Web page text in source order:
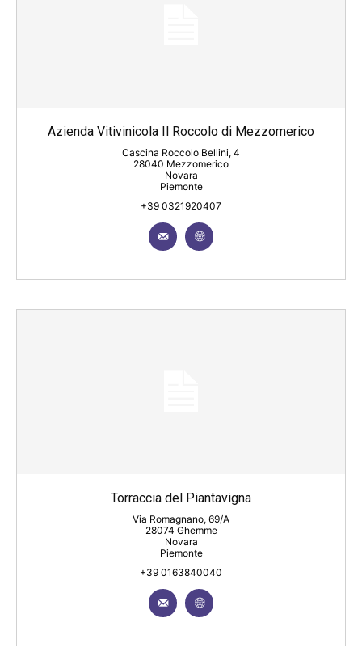
Azienda Vitivinicola Il Roccolo di Mezzomerico
Cascina Roccolo Bellini, 4
28040 Mezzomerico
Novara
Piemonte
+39 0321920407
Torraccia del Piantavigna
Via Romagnano, 69/A
28074 Ghemme
Novara
Piemonte
+39 0163840040